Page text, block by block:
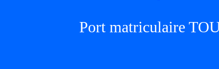
Port matriculaire